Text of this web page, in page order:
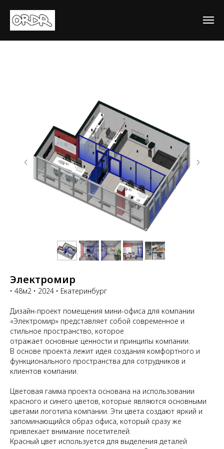
Электромир
• 48м2 • 2024 • Екатеринбург
Дизайн-проект помещения мини-офиса для компании
«Электромир» представляет собой современное и
стильное пространство, которое
отражает основные ценности и принципы компании.
В основе проекта лежит идея создания комфортного и
функционального пространства для сотрудников и
клиентов компании.
Цветовая гамма проекта основана на использовании
красного и синего цветов, которые являются основными
цветами логотипа компании. Эти цвета создают яркий и
запоминающийся образ офиса, который сразу же
привлекает внимание посетителей.
Красный цвет используется для выделения деталей